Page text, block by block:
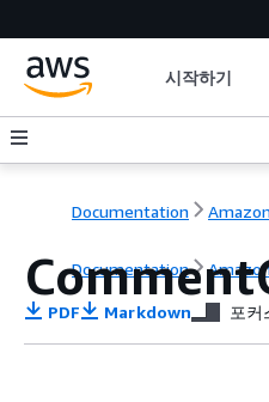
시작하기
Documentation
Documentation
PDF Markdown 포커